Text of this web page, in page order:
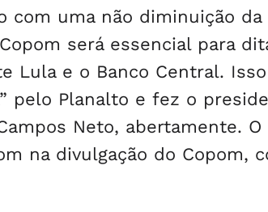
com uma não diminuição
será essencial para
Lula e o Banco Central.
pelo Planalto e fez o
Neto, abertamente.
na divulgação do Copom,